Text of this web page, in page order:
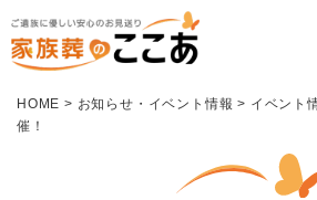
HOME > お知らせ・イベント情報 > イベント
催！